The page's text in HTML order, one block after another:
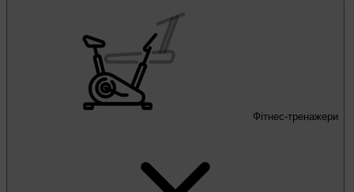
Фітнес-тренажери